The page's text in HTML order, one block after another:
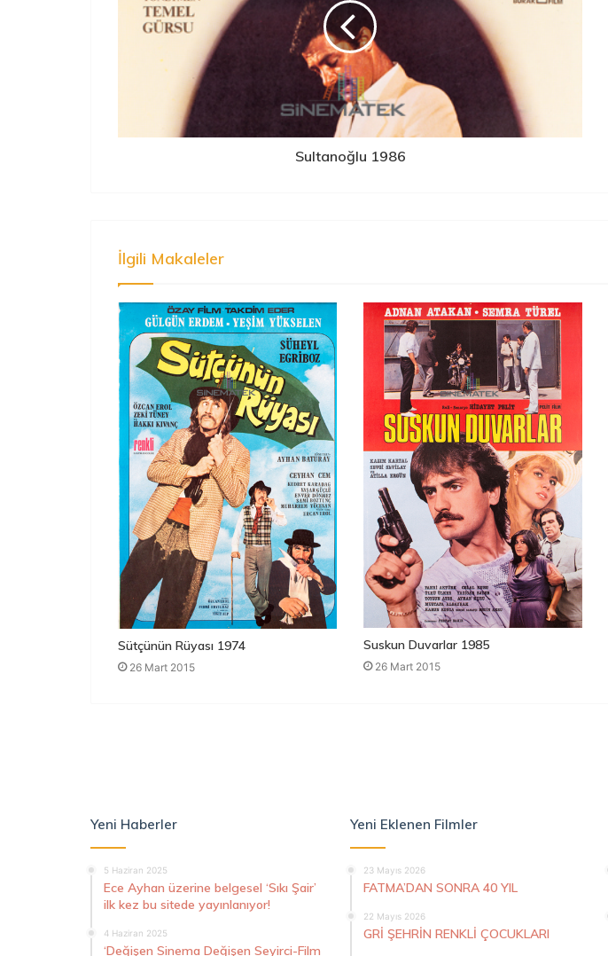
Sultanoğlu 1986
İlgili Makaleler
Sütçünün Rüyası 1974
26 Mart 2015
Suskun Duvarlar 1985
26 Mart 2015
Yeni Haberler
5 Haziran 2025
Ece Ayhan üzerine belgesel ‘Sıkı Şair’
ilk kez bu sitede yayınlanıyor!
4 Haziran 2025
‘Değişen Sinema Değişen Seyirci-Film
Yeni Eklenen Filmler
23 Mayıs 2026
FATMA’DAN SONRA 40 YIL
22 Mayıs 2026
GRİ ŞEHRİN RENKLİ ÇOCUKLARI